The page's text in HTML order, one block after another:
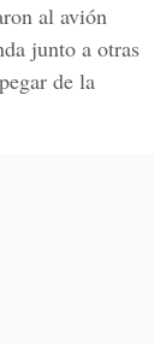
al avión
junto a otras
de la